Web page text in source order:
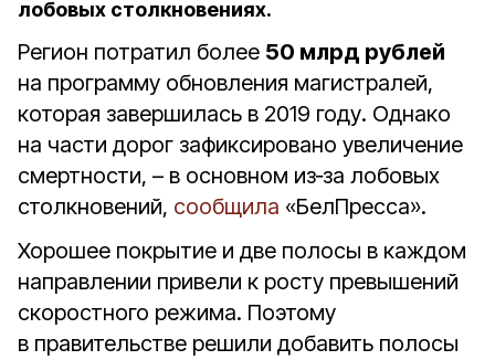
лобовых столкновениях.
Регион потратил более 50 млрд рублей
на программу обновления магистралей,
которая завершилась в 2019 году. Однако
на части дорог зафиксировано увеличение
смертности, – в основном из‑за лобовых
столкновений, сообщила «БелПресса».
Хорошее покрытие и две полосы в каждом
направлении привели к росту превышений
скоростного режима. Поэтому
в правительстве решили добавить полосы